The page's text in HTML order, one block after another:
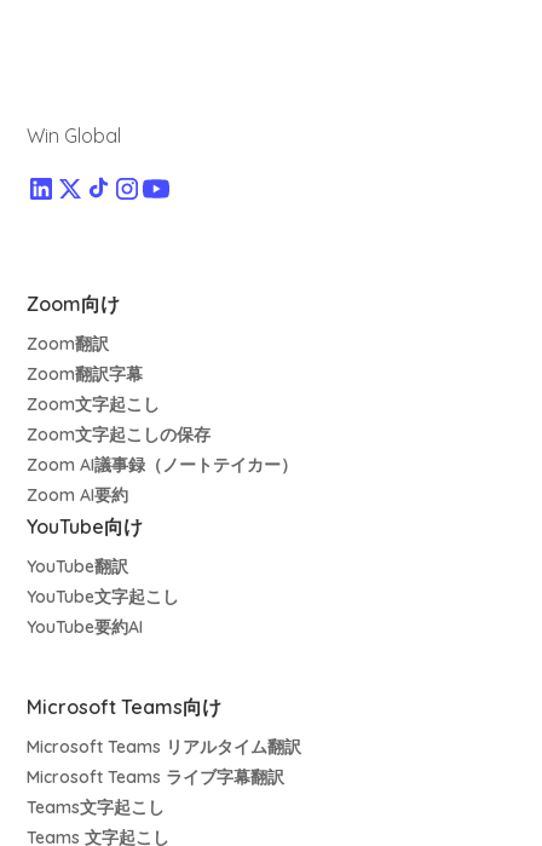
Win Global
Zoom向け
Zoom翻訳
Zoom翻訳字幕
Zoom文字起こし
Zoom文字起こしの保存
Zoom AI議事録（ノートテイカー）
Zoom AI要約
YouTube向け
YouTube翻訳
YouTube文字起こし
YouTube要約AI
Microsoft Teams向け
Microsoft Teams リアルタイム翻訳
Microsoft Teams ライブ字幕翻訳
Teams文字起こし
Teams 文字起こし